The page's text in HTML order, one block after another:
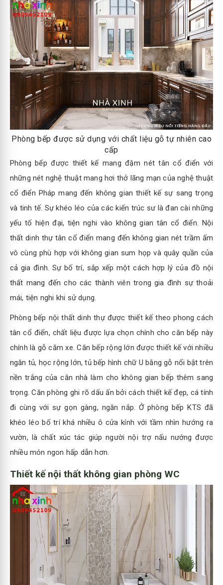
Phòng bếp được sử dụng với chất liệu gỗ tự nhiên cao
cấp
Phòng bếp được thiết kế mang đậm nét tân cổ điển với
những nét nghệ thuật mang hơi thở lãng mạn của nghệ thuật
cổ điển Pháp mang đến không gian thiết kế sự sang trọng
và tinh tế. Sự khéo léo của các kiến trúc sư là đan cài những
yếu tố hiện đại, tiện nghi vào không gian tân cổ điển. Nội
thất dinh thự tân cổ điển mang đến không gian nét trầm ấm
vô cùng phù hợp với không gian sum họp và quây quần của
cả gia đình. Sự bố trí, sắp xếp một cách hợp lý của đồ nội
thất mang đến cho các thành viên trong gia đình sự thoải
mái, tiện nghi khi sử dụng.
Phòng bếp nội thất dinh thự được thiết kế theo phong cách
tân cổ điển, chất liệu được lựa chọn chính cho căn bếp này
chính là gỗ căm xe. Căn bếp rộng lớn được thiết kế với nhiều
ngăn tủ, học rộng lớn, tủ bếp hình chữ U bằng gỗ nổi bật trên
nền trắng của căn nhà làm cho không gian bếp thêm sang
trọng. Căn phòng ghi rõ dấu ấn bởi cách thiết kế đẹp, cá tính
đi cùng với sự gọn gàng, ngăn nắp. Ở phòng bếp KTS đã
khéo léo bố trí khá nhiều ô cửa kính với tầm nhìn hướng ra
vườn, là chất xúc tác giúp người nội trợ nấu nướng được
nhiều món ngon hấp dẫn hơn.
Thiết kế nội thất không gian phòng WC